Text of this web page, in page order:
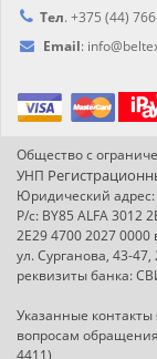
Тел. +375 (44)
Email: info@
Общество с
УНП
Юридический адрес:
Р/с: BY85 ALFA 3012
2E29 4700 2027
ул. Сурганова, 43-
реквизиты банка:
Указанные
вопросам